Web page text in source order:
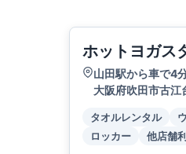
ホットヨガス
山田駅から車で4
大阪府吹田市古
タオルレンタル
ロッカー
他店舗